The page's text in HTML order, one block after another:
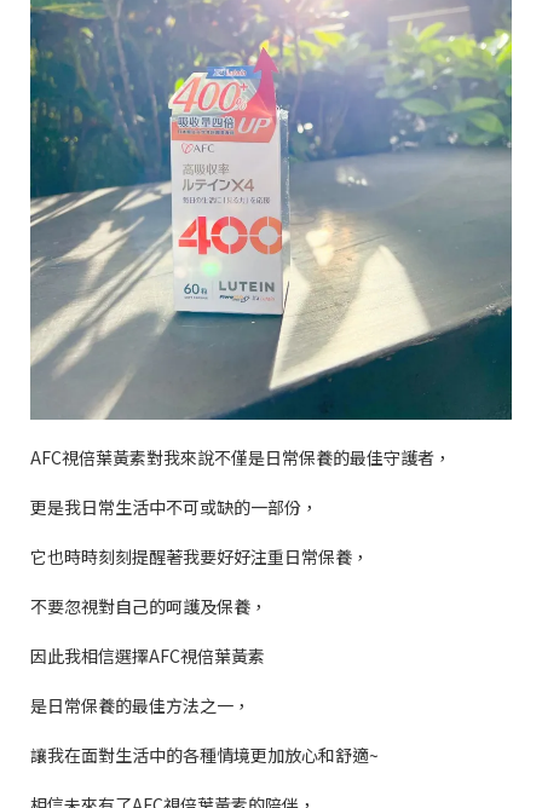
AFC視倍葉黃素對我來說不僅是日常保養的最佳守護者，
更是我日常生活中不可或缺的一部份，
它也時時刻刻提醒著我要好好注重日常保養，
不要忽視對自己的呵護及保養，
因此我相信選擇AFC視倍葉黃素
是日常保養的最佳方法之一，
讓我在面對生活中的各種情境更加放心和舒適~